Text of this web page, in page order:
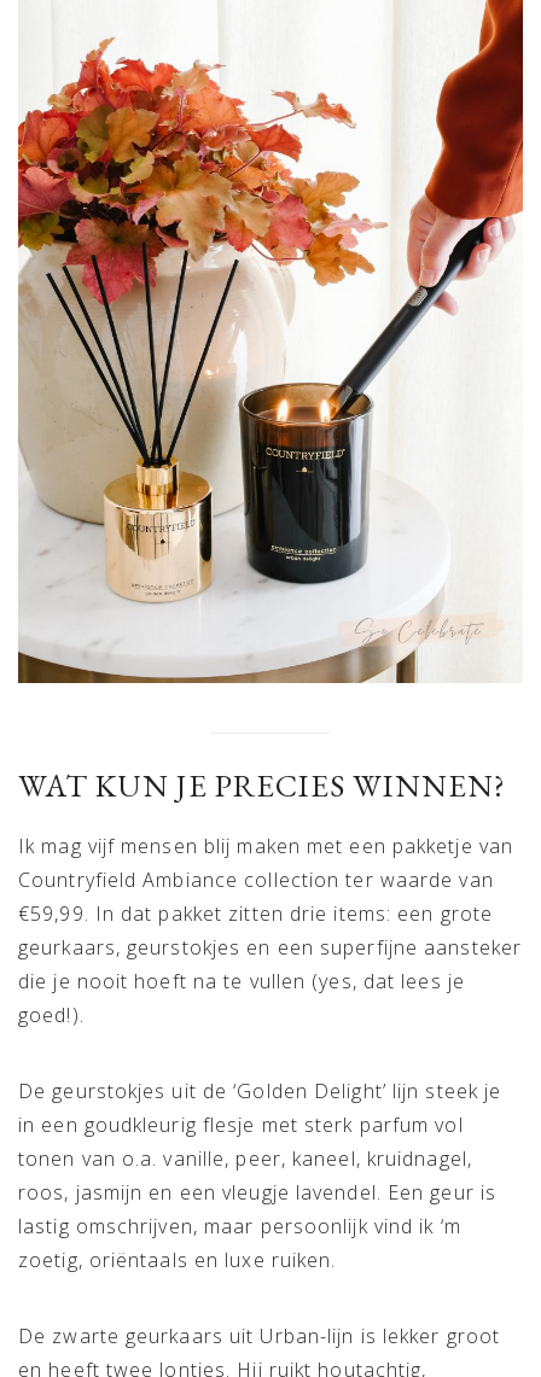
WAT KUN JE PRECIES WINNEN?
Ik mag vijf mensen blij maken met een pakketje van
Countryfield Ambiance collection ter waarde van
€59,99. In dat pakket zitten drie items: een grote
geurkaars, geurstokjes en een superfijne aansteker
die je nooit hoeft na te vullen (yes, dat lees je
goed!).
De geurstokjes uit de ‘Golden Delight’ lijn steek je
in een goudkleurig flesje met sterk parfum vol
tonen van o.a. vanille, peer, kaneel, kruidnagel,
roos, jasmijn en een vleugje lavendel. Een geur is
lastig omschrijven, maar persoonlijk vind ik ‘m
zoetig, oriëntaals en luxe ruiken.
De zwarte geurkaars uit Urban-lijn is lekker groot
en heeft twee lontjes. Hij ruikt houtachtig,